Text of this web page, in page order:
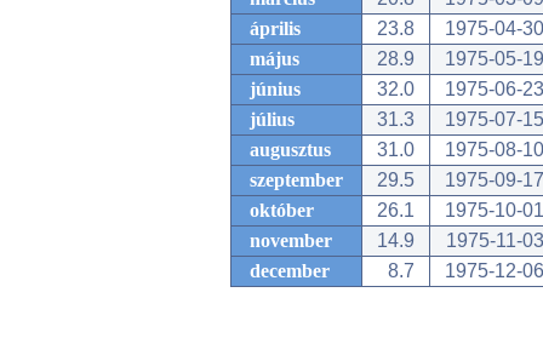
április
23.8
1975-04-30
május
28.9
1975-05-19
június
32.0
1975-06-23
július
31.3
1975-07-15
augusztus
31.0
1975-08-10
szeptember
29.5
1975-09-17
október
26.1
1975-10-01
november
14.9
1975-11-03
december
8.7 1975-12-06